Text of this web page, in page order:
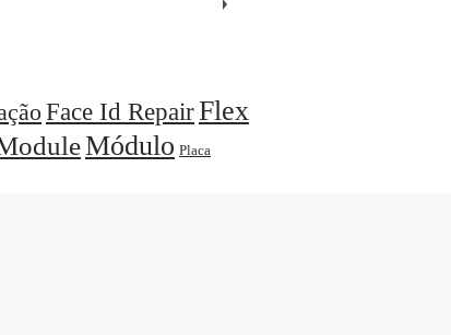
Face Id RepairFlex
Módulo Placa